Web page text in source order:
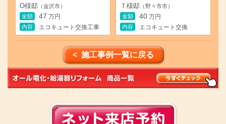
O様邸 （金沢市）
金額
47 万円
内容
エコキュート交換工事
Ｔ様邸 （野々市市）
金額
40 万円
内容
エコキュート交換
< 施工事例一覧に戻る